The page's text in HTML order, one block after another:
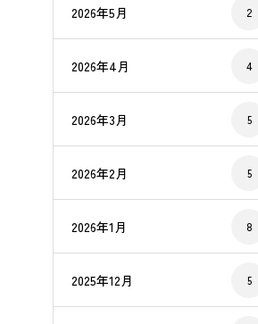
2026年5月 2
2026年4月 4
2026年3月 5
2026年2月 5
2026年1月 8
2025年12月 5